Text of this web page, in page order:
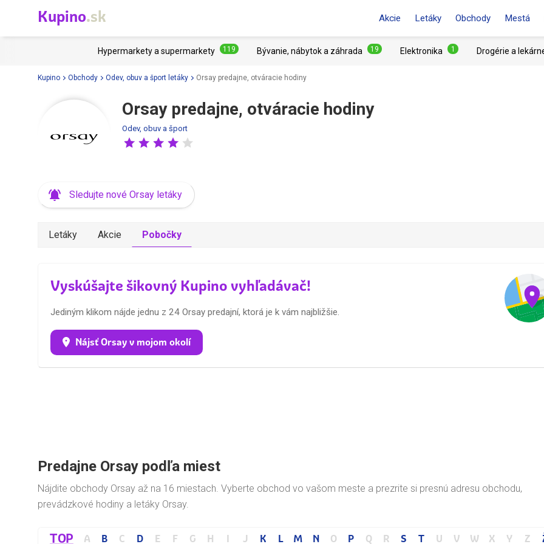
Kupino.sk Akcie Letáky Obchody Mestá
Hypermarkety a supermarkety 119 Bývanie, nábytok a záhrada 19 Elektronika 1 Drogérie a
Kupino Obchody Odev, obuv a šport letáky Orsay predajne, otváracie hodiny
Orsay predajne, otváracie hodiny
Odev, obuv a šport
Sledujte nové Orsay letáky
Letáky Akcie Pobočky
Vyskúšajte šikovný Kupino vyhľadávač!
Jediným klikom nájde jednu z 24 Orsay predajní, ktorá je k vám najbližšie.
Nájsť Orsay v mojom okolí
Predajne Orsay podľa miest
Nájdite obchody Orsay až na 16 miestach. Vyberte obchod vo vašom meste a prezrite si presnú adresu obchodu,
prevádzkové hodiny a letáky Orsay.
TOP A B C D E F G H I J K L M N O P Q R S T U V W X Y Z